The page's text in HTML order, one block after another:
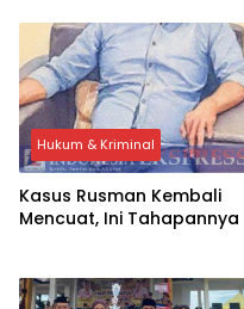
Sulsel Gelar Rekonstruksi
Hukum & Kriminal
Kasus Rusman Kembali
Mencuat, Ini Tahapannya